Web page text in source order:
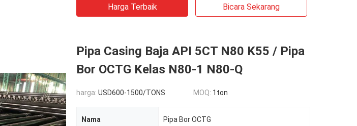
Harga Terbaik Bicara Sekarang
Pipa Casing Baja API 5CT N80 K55 / Pipa
Bor OCTG Kelas N80-1 N80-Q
harga: USD600-1500/TONS MOQ: 1ton
Nama Pipa Bor OCTG